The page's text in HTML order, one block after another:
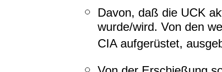
Davon, daß die UCK
wurde/wird. Von den
CIA aufgerüstet,